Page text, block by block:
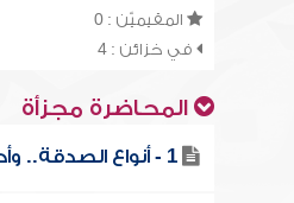
المقيميّن : 0
في خزائن : 4
المحاضرة مجزأة
1 - أنواع الصدقة.. وأحكامها